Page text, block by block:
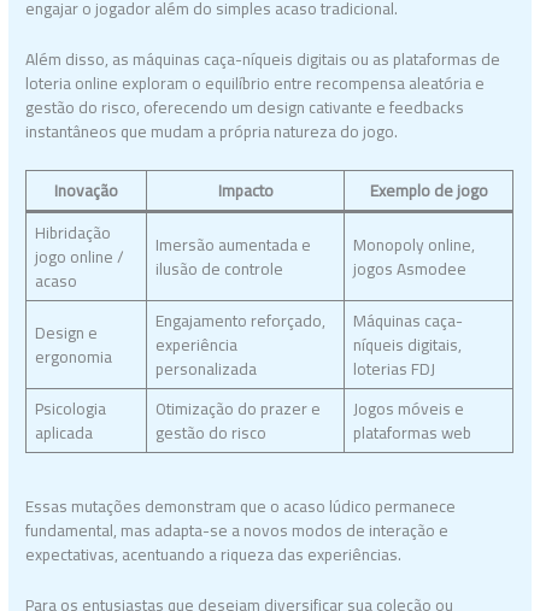
engajar o jogador além do simples acaso tradicional.
Além disso, as máquinas caça-níqueis digitais ou as plataformas de
loteria online exploram o equilíbrio entre recompensa aleatória e
gestão do risco, oferecendo um design cativante e feedbacks
instantâneos que mudam a própria natureza do jogo.
Inovação
Impacto
Exemplo de jogo
Hibridação
jogo online /
acaso
Imersão aumentada e
ilusão de controle
Monopoly online,
jogos Asmodee
Design e
ergonomia
Engajamento reforçado,
experiência
personalizada
Máquinas caça-
níqueis digitais,
loterias FDJ
Psicologia
aplicada
Otimização do prazer e
gestão do risco
Jogos móveis e
plataformas web
Essas mutações demonstram que o acaso lúdico permanece
fundamental, mas adapta-se a novos modos de interação e
expectativas, acentuando a riqueza das experiências.